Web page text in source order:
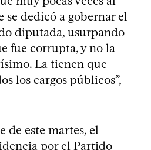
dedicó a gobernar el
diputada, usurpando
fue corrupta, y no la
La tienen que
los cargos públicos”,
de este martes, el
por el Partido